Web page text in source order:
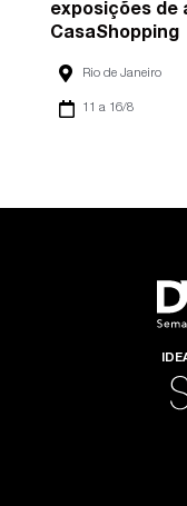
exposições de
CasaShopping
Rio de Janeiro
11 a 16/8